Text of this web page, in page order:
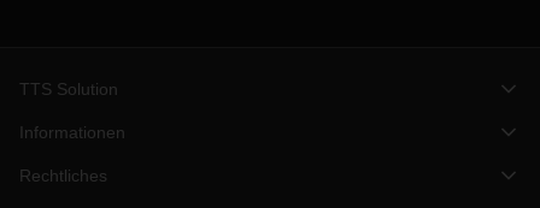
TTS Solution
Informationen
Rechtliches